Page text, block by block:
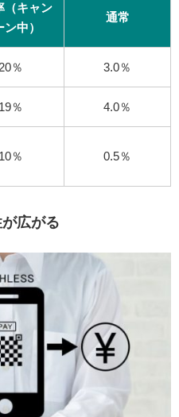
（キャン
ン中）
通常
20％ 3.0％
19％ 4.0％
10％ 0.5％
広がる